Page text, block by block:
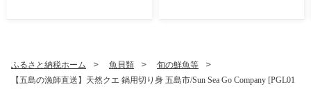
ふるさと納税ホーム 魚貝類
旬の鮮魚等
【五島の漁師直送】天然クエ 鍋用切り身 五島市/Sun Sea Go Company [PGL01